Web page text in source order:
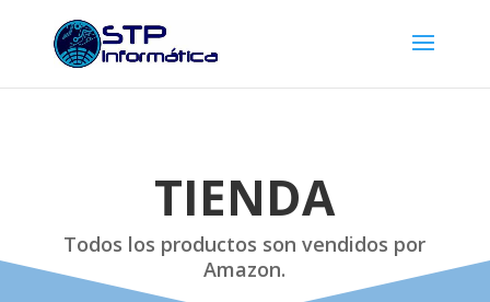
TIENDA
Todos los productos son vendidos por
Amazon.